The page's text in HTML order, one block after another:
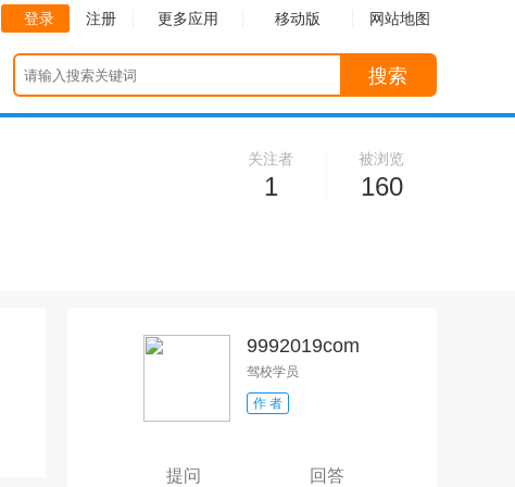
登录 注册 更多应用 移动版 网站地图
搜索
被浏览
160
关注者
1
9992019com
驾校学员
作 者
提问 回答